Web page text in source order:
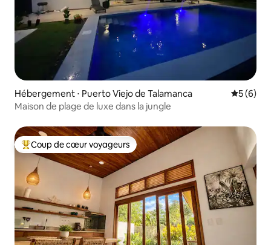
Hébergement ⋅ Puerto Viejo de Talamanca
5 (6)
Maison de plage de luxe dans la jungle
Coups de cœur voyageurs les plus appréciés
Coup de cœur voyageurs